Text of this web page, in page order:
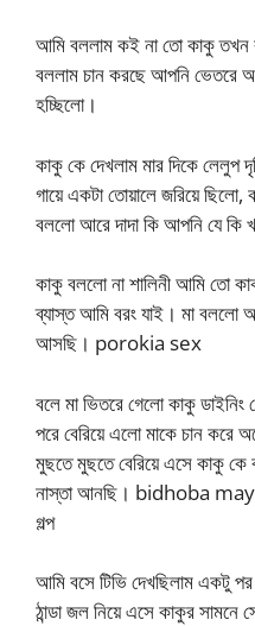
আমি বললাম কই না তো কাকু তখন
বললাম চান করছে আপনি ভেতরে
হচ্ছিলো।
কাকু কে দেখলাম মার দিকে লেলুপ
গায়ে একটা তোয়ালে জরিয়ে
বললো আরে দাদা কি আপনি যে
কাকু বললো না শালিনী আমি তো
ব্যাস্ত আমি বরং যাই। মা বললো
আসছি। porokia sex
বলে মা ভিতরে গেলো কাকু
পরে বেরিয়ে এলো মাকে চান করে
মুছতে মুছতে বেরিয়ে এসে কাকু
নাস্তা আনছি। bidhoba
গল্প
আমি বসে টিভি দেখছিলাম একটু
ঠান্ডা জল নিয়ে এসে কাকুর সামনে